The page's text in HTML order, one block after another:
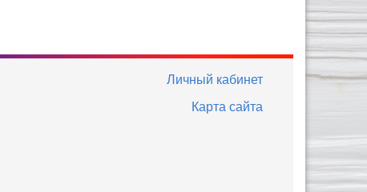
Личный кабинет
Карта сайта